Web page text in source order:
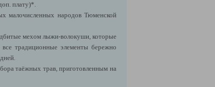
плату)*.
малочисленных народов Тюменской
мехом лыжи-волокуши, которые
все традиционные элементы бережно
таёжных трав, приготовленным на